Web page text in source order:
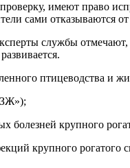
имеют право
сами отказываются
службы
птицеводства и
болезней крупного
крупного